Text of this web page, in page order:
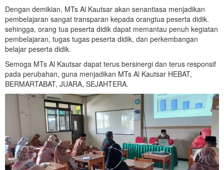
Dengan demikian, MTs Al Kautsar akan senantiasa menjadikan
pembelajaran sangat transparan kepada orangtua peserta didik.
sehingga, orang tua peserta didik dapat memantau penuh kegiatan
pembelajaran, tugas tugas peserta didik, dan perkembangan
belajar peserta didik.
Semoga MTs Al Kautsar dapat terus bersinergi dan terus responsif
pada perubahan, guna menjadikan MTs Al Kautsar HEBAT,
BERMARTABAT, JUARA, SEJAHTERA.